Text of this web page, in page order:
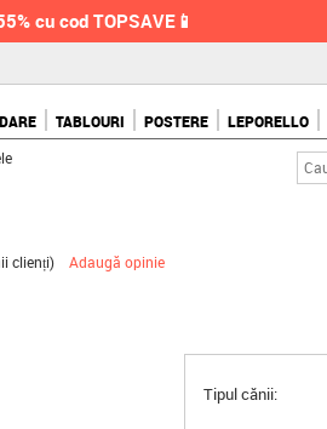
cu cod TOPSAVE📱
TABLOURI POSTERE LEPORELLO
clienți) Adaugă opinie
Tipul cănii: